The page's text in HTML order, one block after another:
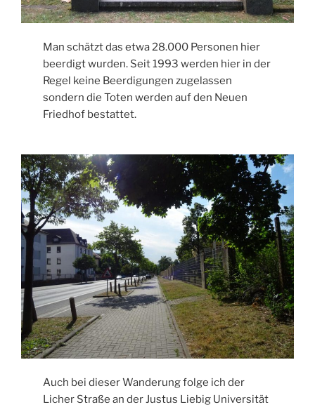
Man schätzt das etwa 28.000 Personen hier
beerdigt wurden. Seit 1993 werden hier in der
Regel keine Beerdigungen zugelassen
sondern die Toten werden auf den Neuen
Friedhof bestattet.
Auch bei dieser Wanderung folge ich der
Licher Straße an der Justus Liebig Universität